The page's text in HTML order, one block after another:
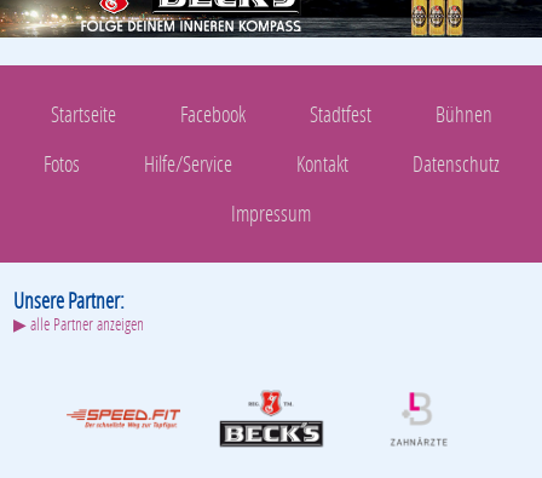
Startseite Facebook Stadtfest
Bühnen
Fotos
Hilfe/Service Kontakt
Datenschutz
Impressum
Unsere Partner:
▶ alle Partner anzeigen